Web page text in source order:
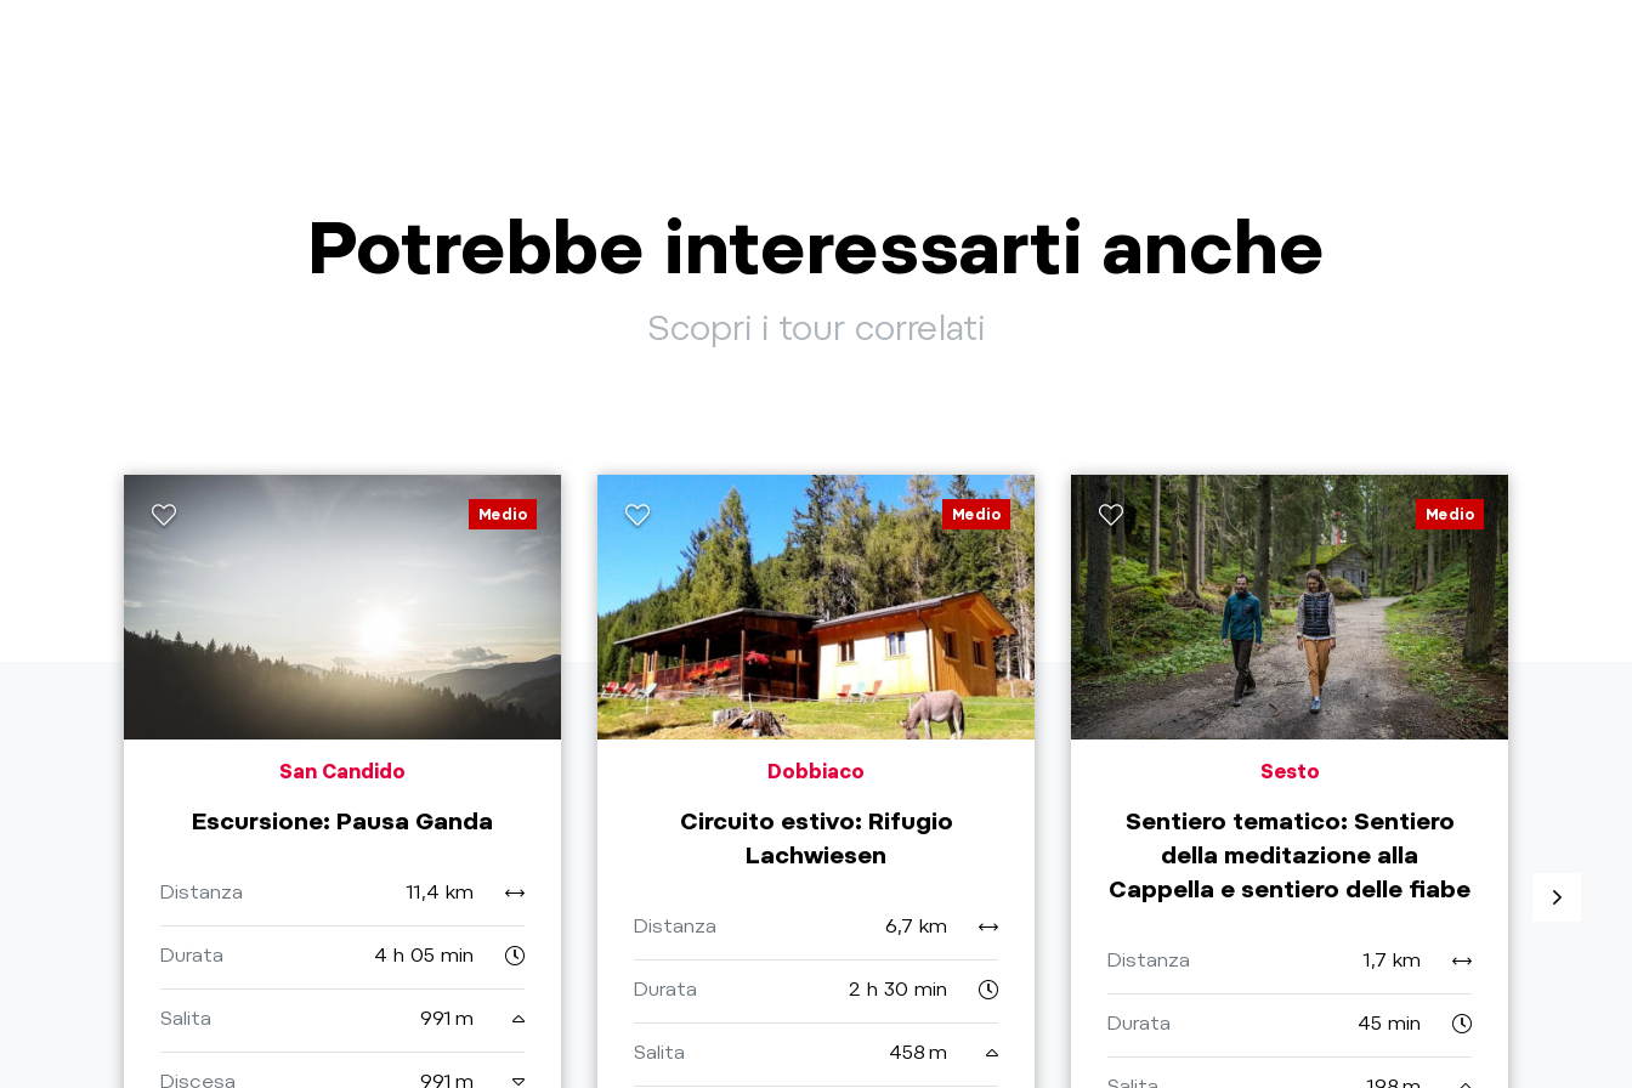
Potrebbe interessarti anche
Scopri i tour correlati
Medio
San Candido
Escursione: Pausa Ganda
Distanza 11,4 km
Durata 4 h 05 min
Salita 991 m
Discesa 991 m
Medio
Dobbiaco
Circuito estivo: Rifugio
Lachwiesen
Distanza 6,7 km
Durata 2 h 30 min
Salita 458 m
Medio
Sesto
Sentiero tematico: Sentiero
della meditazione alla
Cappella e sentiero delle fiabe
Distanza 1,7 km
Durata 45 min